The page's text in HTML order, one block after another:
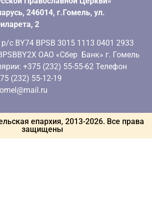
246014, г.Гомель, ул.
2
с BY74 BPSB 3015 1113 0401 2933
ОАО «Сбер Банк» г. Гомель
+375 (232) 55-55-62 Телефон
(232) 55-12-19
епархия, 2013-2026. Все права
защищены